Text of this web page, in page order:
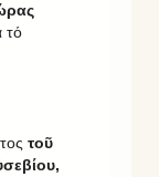
τό
τοῦ